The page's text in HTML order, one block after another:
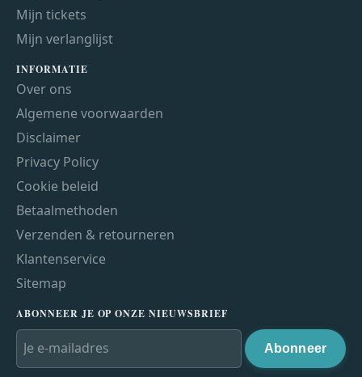
Mijn tickets
Mijn verlanglijst
INFORMATIE
Over ons
Algemene voorwaarden
Disclaimer
Privacy Policy
Cookie beleid
Betaalmethoden
Verzenden & retourneren
Klantenservice
Sitemap
ABONNEER JE OP ONZE NIEUWSBRIEF
Abonneer